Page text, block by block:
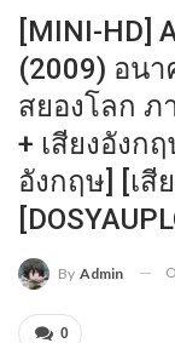
[MINI-HD]
(2009) อน
สยองโลก ภ
+ เสียงอังก
อังกฤษ] [เสี
By Admin
0